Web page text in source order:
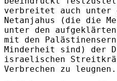
verbreitet auch unter
Netanjahus (die die
unter den aufgeklärten
mit den
Minderheit sind) der
israelischen
Verbrechen zu leugnen.